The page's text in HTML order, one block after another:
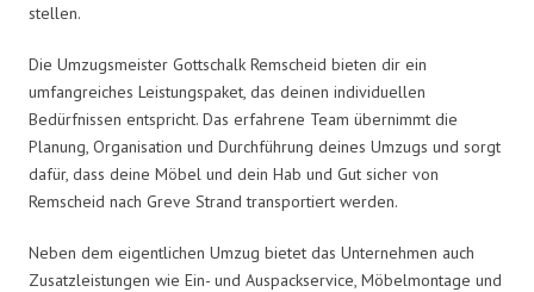
stellen.
Die Umzugsmeister Gottschalk Remscheid bieten dir ein
umfangreiches Leistungspaket, das deinen individuellen
Bedürfnissen entspricht. Das erfahrene Team übernimmt die
Planung, Organisation und Durchführung deines Umzugs und sorgt
dafür, dass deine Möbel und dein Hab und Gut sicher von
Remscheid nach Greve Strand transportiert werden.
Neben dem eigentlichen Umzug bietet das Unternehmen auch
Zusatzleistungen wie Ein- und Auspackservice, Möbelmontage und